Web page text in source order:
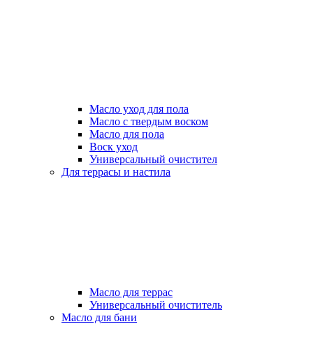
Масло уход для пола
Масло с твердым воском
Масло для пола
Воск уход
Универсальный очистител
Для террасы и настила
Масло для террас
Универсальный очиститель
Масло для бани